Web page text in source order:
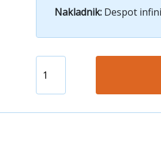
Nakladnik: Despot